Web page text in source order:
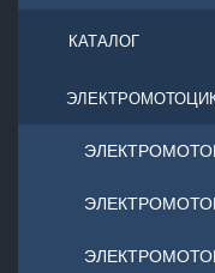
КАТАЛОГ